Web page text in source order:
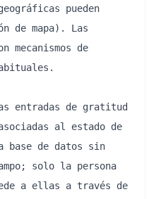
pueden
de mapa). Las
mecanismos de
entradas de gratitud
al estado de
base de datos sin
solo la persona
a ellas a través de